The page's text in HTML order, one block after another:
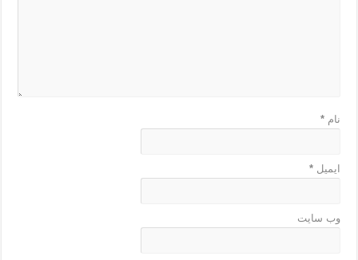
نام*
ایمیل*
وب‌ سایت